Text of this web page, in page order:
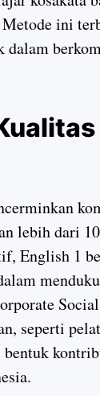
Metode ini
dalam
lebih dari
English 1
Social
seperti